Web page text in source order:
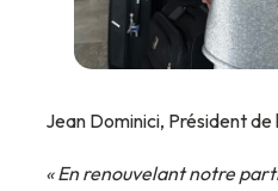
Jean Dominici, Président de
« En renouvelant notre